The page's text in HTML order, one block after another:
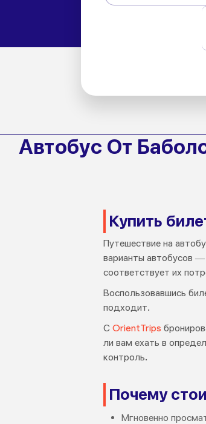
Автобус От
Купить
Путешествие на
варианты автобусов
соответствует их
Воспользовавшись
подходит.
С OrientTrips
ли вам ехать в
контроль.
Почему
Мгновенно